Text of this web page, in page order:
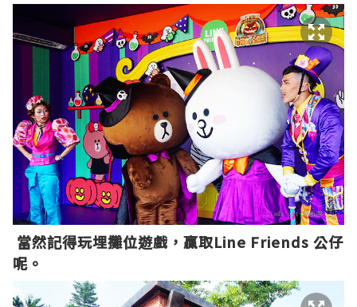
當然記得玩埋攤位遊戲，贏取Line Friends 公仔
呢。